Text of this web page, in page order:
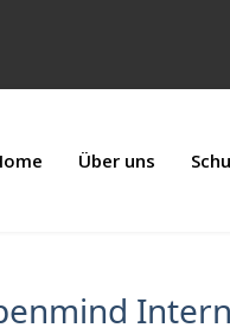
Über uns